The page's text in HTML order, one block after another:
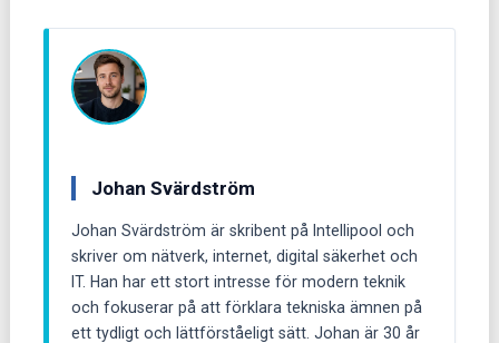
Johan Svärdström
Johan Svärdström är skribent på Intellipool och
skriver om nätverk, internet, digital säkerhet och
IT. Han har ett stort intresse för modern teknik
och fokuserar på att förklara tekniska ämnen på
ett tydligt och lättförståeligt sätt. Johan är 30 år